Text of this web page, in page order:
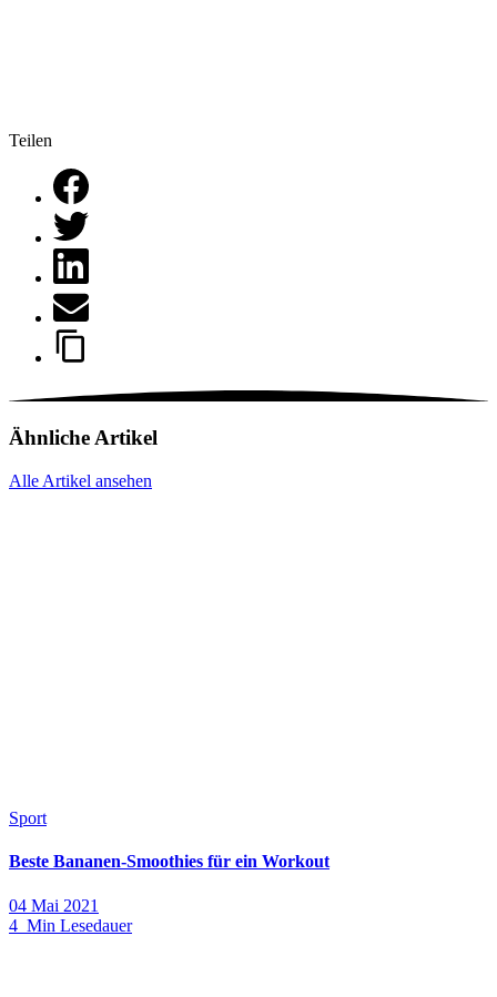
Teilen
Ähnliche Artikel
Alle Artikel ansehen
Sport
Beste Bananen-Smoothies für ein Workout
04 Mai 2021
4 Min Lesedauer